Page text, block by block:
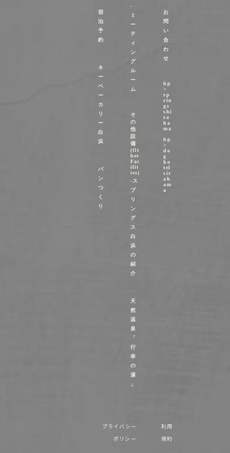
宿
泊
予
約
キ
ー
ベ
ー
カ
リ
ー
白
浜
パ
ン
つ
く
り
-
ミ
ー
テ
ィ
ン
グ
ル
ー
ム
そ
の
他
設
備
(Ot
her
Fac
ilit
ies)
-ス
プ
リ
ン
グ
ス
白
浜
の
紹
介
天
然
温
泉
「
行
幸
の
湯
」
お
問
い
合
わ
せ
hp
>
sp
rin
gs
shi
ra
ha
ma
hp
>
do
g
ho
tel
sir
ah
am
a
プライバシー
ポリシー
利用
規約